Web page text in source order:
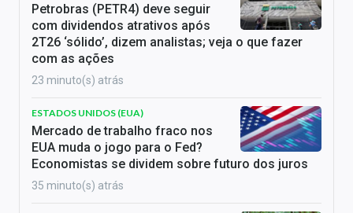
Petrobras (PETR4) deve seguir
com dividendos atrativos após
2T26 ‘sólido’, dizem analistas; veja o que fazer
com as ações
23 minuto(s) atrás
ESTADOS UNIDOS (EUA)
Mercado de trabalho fraco nos
EUA muda o jogo para o Fed?
Economistas se dividem sobre futuro dos juros
35 minuto(s) atrás